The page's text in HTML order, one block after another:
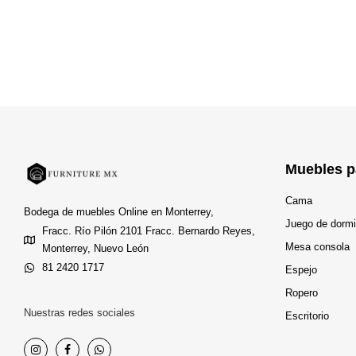
Bodega de muebles Online en Monterrey,
Fracc. Río Pilón 2101 Fracc. Bernardo Reyes,
Monterrey, Nuevo León
81 2420 1717
Nuestras redes sociales
Muebles
Cama
Juego de
Mesa consola
Espejo
Ropero
Escritorio